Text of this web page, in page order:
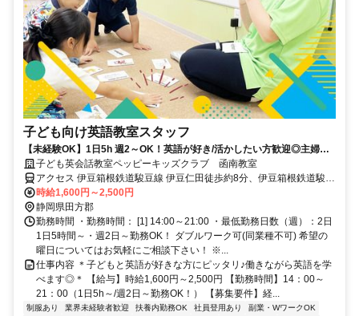
子ども向け英語教室スタッフ
【未経験OK】1日5h 週2～OK！英語が好き/活かしたい方歓迎◎主婦
(夫)/学生も活躍中！
子ども英会話教室ペッピーキッズクラブ 函南教室
アクセス 伊豆箱根鉄道駿豆線 伊豆仁田徒歩約8分、伊豆箱根鉄道駿豆
線 大場徒歩約15分、伊豆箱根鉄道駿豆線 原木徒歩約30分 伊豆箱根鉄
道駿豆線「伊豆仁田駅」より徒歩8分 ／近隣教室への勤務も応相談 ※
屋内禁煙
時給1,600円～2,500円
静岡県田方郡
勤務時間 ・勤務時間： [1] 14:00～21:00 ・最低勤務日数（週）：2日
1日5時間～・週2日～勤務OK！ ダブルワーク可(同業種不可) 希望の
曜日についてはお気軽にご相談下さい！ ※...
仕事内容 ＊子どもと英語が好きな方にピッタリ♪働きながら英語を学
べます◎＊ 【給与】時給1,600円～2,500円 【勤務時間】14：00～
21：00（1日5h～/週2日～勤務OK！） 【募集要件】経...
制服あり 業界未経験者歓迎 扶養内勤務OK 社員登用あり
副業・WワークOK